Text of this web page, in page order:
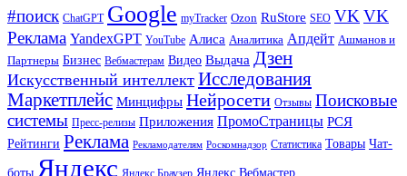
#поиск ChatGPT Google myTracker Ozon RuStore SEO VK VK
Реклама YandexGPT YouTube Алиса Аналитика Апдейт Ашманов и
Партнеры Бизнес Вебмастерам Видео Выдача Дзен
Искусственный интеллект Исследования
Маркетплейс Минцифры Нейросети Отзывы Поисковые
системы Пресс-релизы Приложения ПромоСтраницы РСЯ
Рейтинги Реклама Рекламодателям Роскомнадзор Статистика Товары Чат-
боты Яндекс Яндекс.Браузер Яндекс.Вебмастер